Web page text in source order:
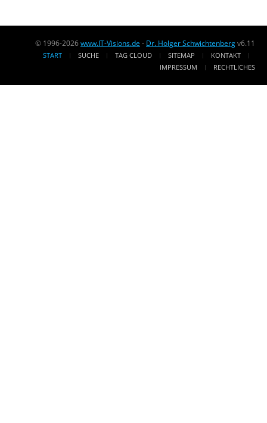
© 1996-2026www.IT-Visions.de - Dr. Holger Schwichtenbergv6.11
START SUCHE TAG CLOUD SITEMAP
KONTAKT
IMPRESSUM
RECHTLICHES